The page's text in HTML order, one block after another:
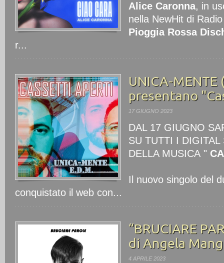
Alice Caronna, in
nella NewHit di
Pioggia Rossa
r...
UNICA-MENTE
presentano
17 GIUGNO 2023
DAL 17 GIUGNO
SU TUTTI I
DELLA MUSICA "
Il nuovo singolo del
conquistato il web con...
“BRUCIARE
di Angela
4 APRILE 2023